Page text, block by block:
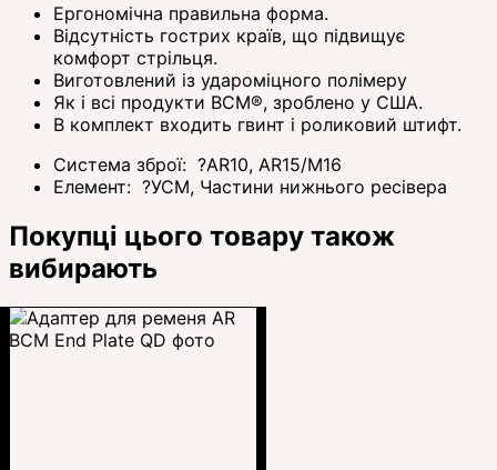
Ергономічна правильна форма.
Відсутність гострих країв, що підвищує
комфорт стрільця.
Виготовлений із удароміцного полімеру
Як і всі продукти BCM®, зроблено у США.
В комплект входить гвинт і роликовий штифт.
Система зброї: ?AR10, AR15/M16
Елемент: ?УСМ, Частини нижнього ресівера
Покупці цього товару також
вибирають